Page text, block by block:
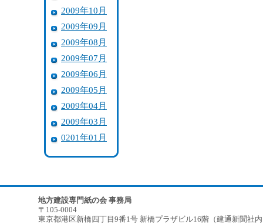
2009年10月
2009年09月
2009年08月
2009年07月
2009年06月
2009年05月
2009年04月
2009年03月
0201年01月
地方建設専門紙の会 事務局
〒105-0004
東京都港区新橋四丁目9番1号 新橋プラザビル16階（建通新聞社